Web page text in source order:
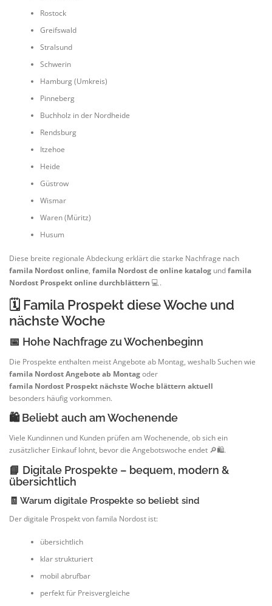
Rostock
Greifswald
Stralsund
Schwerin
Hamburg (Umkreis)
Pinneberg
Buchholz in der Nordheide
Rendsburg
Itzehoe
Heide
Güstrow
Wismar
Waren (Müritz)
Husum
Diese breite regionale Abdeckung erklärt die starke Nachfrage nach
famila Nordost online, famila Nordost de online katalog undfamila
Nordost Prospekt online durchblättern 💻.
🗓️ Famila Prospekt diese Woche und
nächste Woche
📅 Hohe Nachfrage zu Wochenbeginn
Die Prospekte enthalten meist Angebote ab Montag, weshalb Suchen wie
famila Nordost Angebote ab Montagoder
famila Nordost Prospekt nächste Woche blättern aktuell
besonders häufig vorkommen.
🛍️ Beliebt auch am Wochenende
Viele Kundinnen und Kunden prüfen am Wochenende, ob sich ein
zusätzlicher Einkauf lohnt, bevor die Angebotswoche endet 🔎🛍️.
📘 Digitale Prospekte – bequem, modern &
übersichtlich
🧾 Warum digitale Prospekte so beliebt sind
Der digitale Prospekt von famila Nordost ist:
übersichtlich
klar strukturiert
mobil abrufbar
perfekt für Preisvergleiche